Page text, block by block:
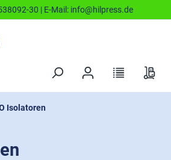
30 | E-Mail: info@hilpress.de
Isolatoren